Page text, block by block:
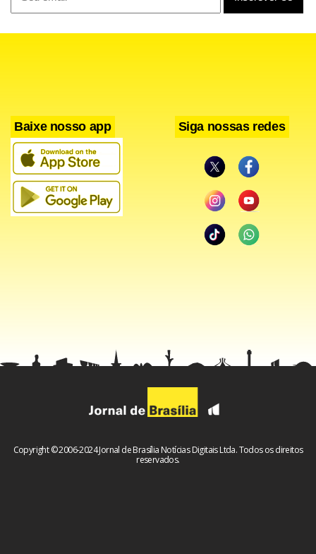
Baixe nosso app Siga nossas redes
Copyright © 2006-2024 Jornal de Brasília Notícias Digitais Ltda. Todos os direitos
reservados.